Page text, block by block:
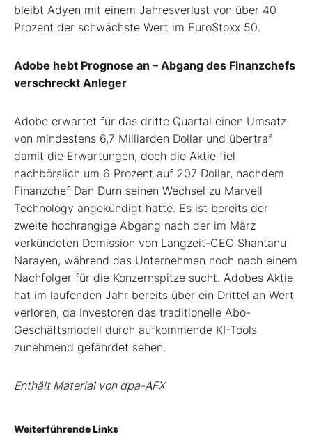
bleibt Adyen mit einem Jahresverlust von über 40
Prozent der schwächste Wert im EuroStoxx 50.
Adobe hebt Prognose an – Abgang des Finanzchefs
verschreckt Anleger
Adobe erwartet für das dritte Quartal einen Umsatz
von mindestens 6,7 Milliarden Dollar und übertraf
damit die Erwartungen, doch die Aktie fiel
nachbörslich um 6 Prozent auf 207 Dollar, nachdem
Finanzchef Dan Durn seinen Wechsel zu Marvell
Technology angekündigt hatte. Es ist bereits der
zweite hochrangige Abgang nach der im März
verkündeten Demission von Langzeit-CEO Shantanu
Narayen, während das Unternehmen noch nach einem
Nachfolger für die Konzernspitze sucht. Adobes Aktie
hat im laufenden Jahr bereits über ein Drittel an Wert
verloren, da Investoren das traditionelle Abo-
Geschäftsmodell durch aufkommende KI-Tools
zunehmend gefährdet sehen.
Enthält Material von dpa-AFX
Weiterführende Links